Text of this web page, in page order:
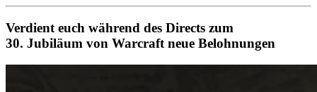
Verdient euch während des Directs zum
30. Jubiläum von Warcraft neue Belohnungen